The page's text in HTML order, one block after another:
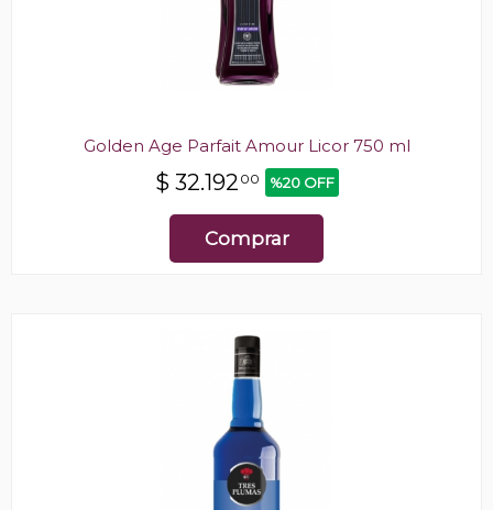
Golden Age Parfait Amour Licor 750 ml
$ 32.192 00 %20 OFF
Comprar